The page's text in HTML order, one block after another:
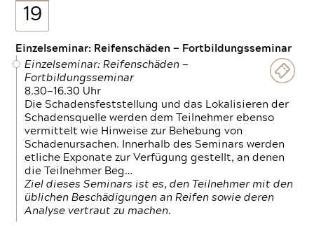
19
Einzelseminar: Reifenschäden — Fortbildungsseminar
Einzelseminar: Reifenschäden —
Fortbildungsseminar
8.30—16.30 Uhr
Die Schadensfeststellung und das Lokalisieren der
Schadensquelle werden dem Teilnehmer ebenso
vermittelt wie Hinweise zur Behebung von
Schadenursachen. Innerhalb des Seminars werden
etliche Exponate zur Verfügung gestellt, an denen
die Teilnehmer Beg…
Ziel dieses Seminars ist es, den Teilnehmer mit den
üblichen Beschädigungen an Reifen sowie deren
Analyse vertraut zu machen.